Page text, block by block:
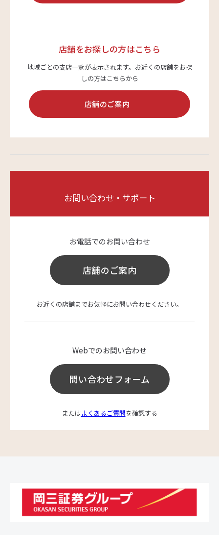
店舗をお探しの方はこちら
地域ごとの支店一覧が表示されます。 お近くの店舗をお探
しの方はこちらから
店舗のご案内
お問い合わせ・サポート
お電話でのお問い合わせ
店舗のご案内
お近くの店舗までお気軽にお問い合わせください。
Webでのお問い合わせ
問い合わせフォーム
またはよくあるご質問を確認する